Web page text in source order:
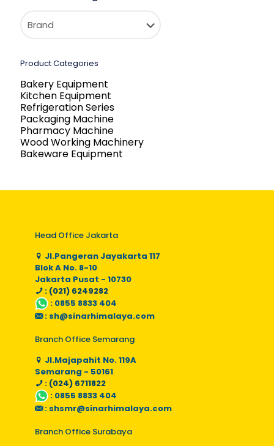
Product Categories
Bakery Equipment
Kitchen Equipment
Refrigeration Series
Packaging Machine
Pharmacy Machine
Wood Working Machinery
Bakeware Equipment
Head Office Jakarta
Jl.Pangeran Jayakarta 117
Blok A No. 8-10
Jakarta Pusat - 10730
: (021) 6249282
: 0855 8833 404
: sh@sinarhimalaya.com
Branch Office Semarang
Jl.Majapahit No. 119A
Semarang - 50161
: (024) 6711822
: 0855 8833 404
: shsmr@sinarhimalaya.com
Branch Office Surabaya